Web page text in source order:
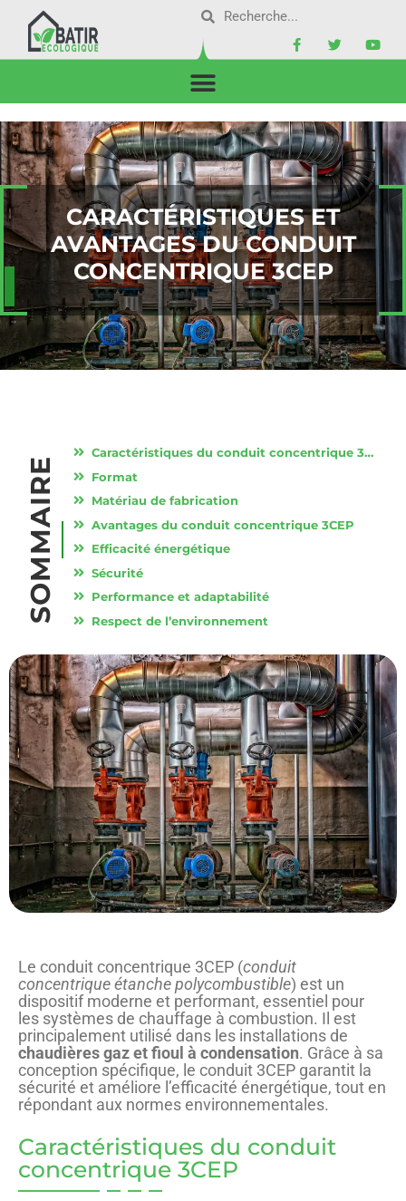
CARACTÉRISTIQUES ET
AVANTAGES DU CONDUIT
CONCENTRIQUE 3CEP
SOMMAIRE
Caractéristiques du conduit concentrique 3CEP
Format
Matériau de fabrication
Avantages du conduit concentrique 3CEP
Efficacité énergétique
Sécurité
Performance et adaptabilité
Respect de l’environnement
Le conduit concentrique 3CEP (conduit
concentrique étanche polycombustible) est un
dispositif moderne et performant, essentiel pour
les systèmes de chauffage à combustion. Il est
principalement utilisé dans les installations de
chaudières gaz et fioul à condensation. Grâce à sa
conception spécifique, le conduit 3CEP garantit la
sécurité et améliore l’efficacité énergétique, tout en
répondant aux normes environnementales.
Caractéristiques du conduit
concentrique 3CEP